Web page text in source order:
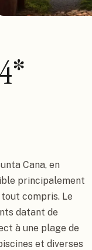
Cana, en
principalement
compris. Le
datant de
à une plage de
et diverses